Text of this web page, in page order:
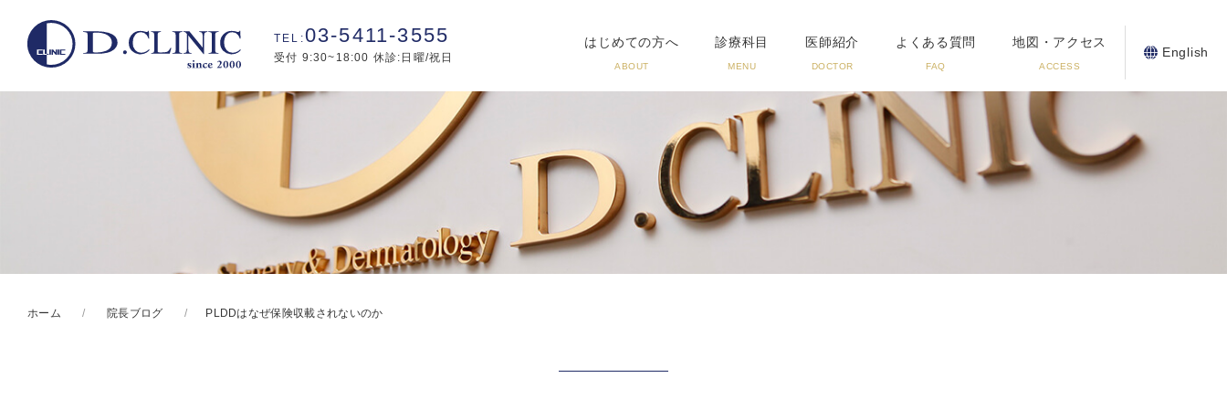
03-5411-3555
受付 9:30~18:00 休診:日曜/祝日
はじめての方へ
ABOUT
診療科目
MENU
医師紹介
DOCTOR
よくある質問
FAQ
地図・アクセス
ACCESS
English
ホーム 院長ブログ PLDDはなぜ保険収載されないのか